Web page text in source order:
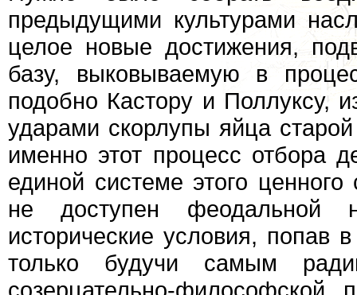
предыдущими культурами
целое новые достижения,
базу, выковываемую в
подобно Кастору и Поллуксу,
ударами скорлупы яйца
именно этот процесс отбора
единой системе этого
не доступен феодальной
исторические условия, попав
только будучи самым